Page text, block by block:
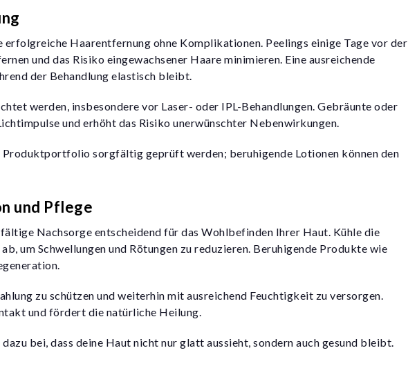
Haarentfernung ohne Komplikationen. Peelings einige Tage vor der
und das Risiko eingewachsener Haare minimieren. Eine ausreichende
der Behandlung elastisch bleibt.
werden, insbesondere vor Laser- oder IPL-Behandlungen. Gebräunte oder
und erhöht das Risiko unerwünschter Nebenwirkungen.
Produktportfolio sorgfältig geprüft werden; beruhigende Lotionen können den
und Pflege
Nachsorge entscheidend für das Wohlbefinden Ihrer Haut. Kühle die
um Schwellungen und Rötungen zu reduzieren. Beruhigende Produkte wie
zu schützen und weiterhin mit ausreichend Feuchtigkeit zu versorgen.
und fördert die natürliche Heilung.
bei, dass deine Haut nicht nur glatt aussieht, sondern auch gesund bleibt.